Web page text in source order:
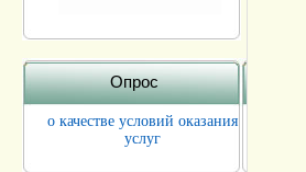
Опрос
о качестве условий оказания
услуг